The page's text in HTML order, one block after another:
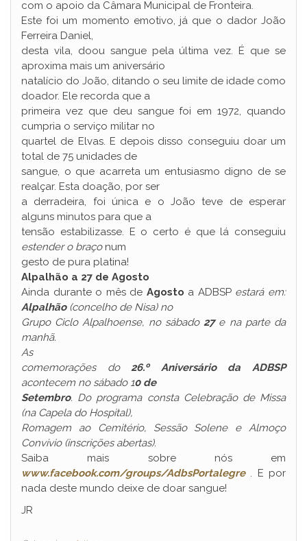
com o apoio da Câmara Municipal de Fronteira.
Este foi um momento emotivo, já que o dador João
Ferreira Daniel,
desta vila, doou sangue pela última vez. É que se
aproxima mais um aniversário
natalício do João, ditando o seu limite de idade como
doador. Ele recorda que a
primeira vez que deu sangue foi em 1972, quando
cumpria o serviço militar no
quartel de Elvas. E depois disso conseguiu doar um
total de 75 unidades de
sangue, o que acarreta um entusiasmo digno de se
realçar. Esta doação, por ser
a derradeira, foi única e o João teve de esperar
alguns minutos para que a
tensão estabilizasse. E o certo é que lá conseguiu
estender o braçonum
gesto de pura platina!
Alpalhão a 27 de Agosto
Ainda durante o mês de Agosto a ADBSPestará em:
Alpalhão(concelho de Nisa) no
Grupo Ciclo Alpalhoense, no sábado27e na parte da
manhã.
As
comemorações do26.º Aniversário da ADBSP
acontecem no sábado 10 de
Setembro. Do programa consta Celebração de Missa
(na Capela do Hospital),
Romagem ao Cemitério, Sessão Solene e Almoço
Convívio (inscrições abertas).
Saiba mais sobre nós em
www.facebook.com/groups/AdbsPortalegre. E por
nada deste mundo deixe de doar sangue!
JR